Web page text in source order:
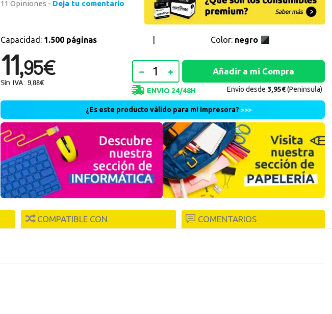
Continuar con PayPal
Nueva cuenta
rápidamente, revisar el estado de tus pedidos y consultar
operaciones.
crear cuenta
11 Opiniones - Deja tu comentario
Capacidad: 1.500 páginas Color: negro
11,95€
Sin IVA: 9,88€
ENVIO 24/48H
Envío desde 3,95€(Peninsula)
¿Es este producto válido para mi impresora? >>>
COMPATIBLE CON COMENTARIOS